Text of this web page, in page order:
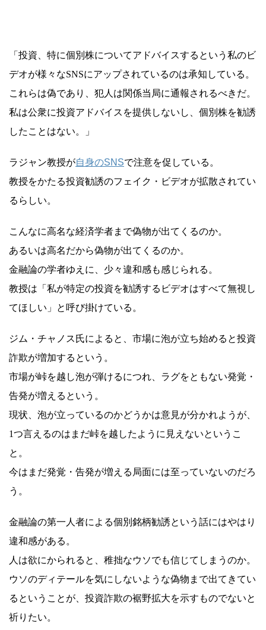
「投資、特に個別株についてアドバイスするという私のビ
デオが様々なSNSにアップされているのは承知している。
これらは偽であり、犯人は関係当局に通報されるべきだ。
私は公衆に投資アドバイスを提供しないし、個別株を勧誘
したことはない。」
ラジャン教授が自身のSNSで注意を促している。
教授をかたる投資勧誘のフェイク・ビデオが拡散されてい
るらしい。
こんなに高名な経済学者まで偽物が出てくるのか。
あるいは高名だから偽物が出てくるのか。
金融論の学者ゆえに、少々違和感も感じられる。
教授は「私が特定の投資を勧誘するビデオはすべて無視し
てほしい」と呼び掛けている。
ジム・チャノス氏によると、市場に泡が立ち始めると投資
詐欺が増加するという。
市場が峠を越し泡が弾けるにつれ、ラグをともない発覚・
告発が増えるという。
現状、泡が立っているのかどうかは意見が分かれようが、
1つ言えるのはまだ峠を越したように見えないというこ
と。
今はまだ発覚・告発が増える局面には至っていないのだろ
う。
金融論の第一人者による個別銘柄勧誘という話にはやはり
違和感がある。
人は欲にかられると、稚拙なウソでも信じてしまうのか。
ウソのディテールを気にしないような偽物まで出てきてい
るということが、投資詐欺の裾野拡大を示すものでないと
祈りたい。